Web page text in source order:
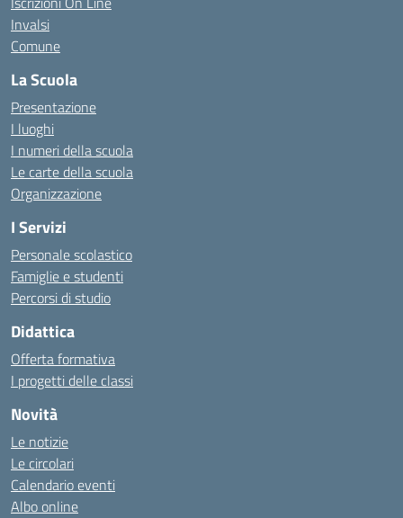
Invalsi
Comune
La Scuola
Presentazione
I luoghi
I numeri della scuola
Le carte della scuola
Organizzazione
I Servizi
Personale scolastico
Famiglie e studenti
Percorsi di studio
Didattica
Offerta formativa
I progetti delle classi
Novità
Le notizie
Le circolari
Calendario eventi
Albo online